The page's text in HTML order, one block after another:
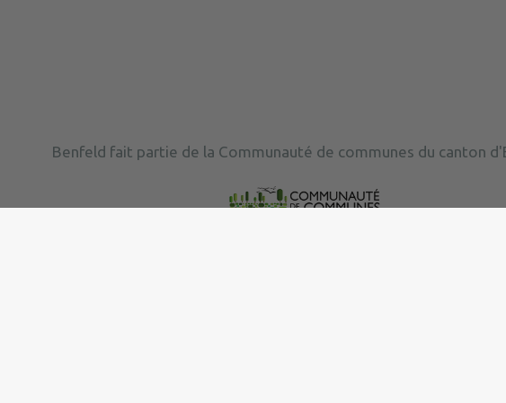
Benfeld fait partie de la Communauté de communes du canton